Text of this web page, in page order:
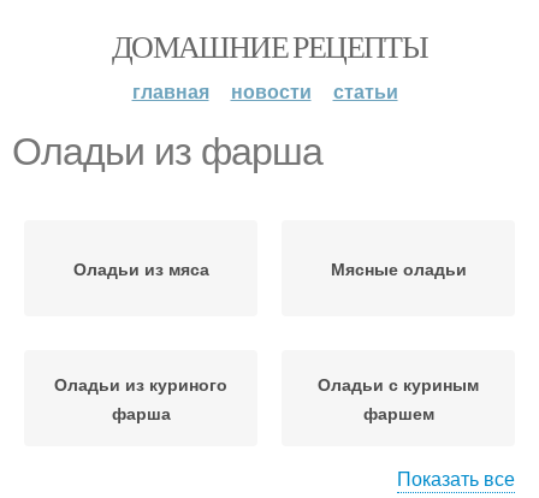
ДОМАШНИЕ РЕЦЕПТЫ
главная новости статьи
Оладьи из фарша
Оладьи из мяса Мясные оладьи
Оладьи из куриного
фарша
Оладьи с куриным
фаршем
Показать все